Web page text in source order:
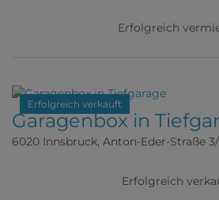
Erfolgreich
Erfolgreich verkauft
Garagenbox in
6020 Innsbruck, Anton-Eder-Straße
Erfolgreich